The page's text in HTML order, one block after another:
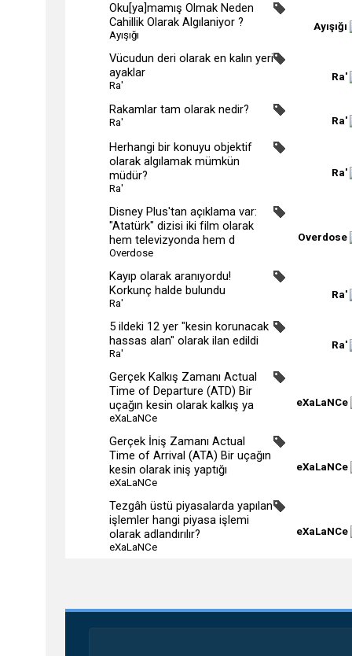
Oku[ya]mamış Olmak Neden
Cahillik Olarak Algılaniyor ?
Ayışığı
Ayışığı
Vücudun deri olarak en kalın yeri
ayaklar
Ra'
Ra'
Rakamlar tam olarak nedir?
Ra' Ra'
Herhangi bir konuyu objektif
olarak algılamak mümkün
müdür?
Ra'
Ra'
Disney Plus'tan açıklama var:
"Atatürk" dizisi iki film olarak
hem televizyonda hem d
Overdose
Overdose
Kayıp olarak aranıyordu!
Korkunç halde bulundu
Ra'
Ra'
5 ildeki 12 yer "kesin korunacak
hassas alan" olarak ilan edildi
Ra'
Ra'
Gerçek Kalkış Zamanı Actual
Time of Departure (ATD) Bir
uçağın kesin olarak kalkış ya
eXaLaNCe
eXaLaNCe
Gerçek İniş Zamanı Actual
Time of Arrival (ATA) Bir uçağın
kesin olarak iniş yaptığı
eXaLaNCe
eXaLaNCe
Tezgâh üstü piyasalarda yapılan
işlemler hangi piyasa işlemi
olarak adlandırılır?
eXaLaNCe
eXaLaNCe